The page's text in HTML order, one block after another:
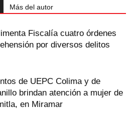
Más del autor
Fiscalía cuatro órdenes
por diversos delitos
de UEPC Colima y de
brindan atención a mujer de
en Miramar